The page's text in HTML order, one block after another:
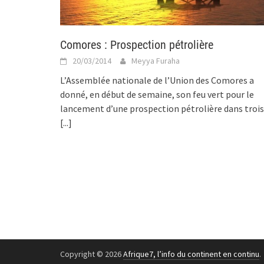
Comores : Prospection pétrolière
20/03/2014 Meyya Furaha
L’Assemblée nationale de l’Union des Comores a
donné, en début de semaine, son feu vert pour le
lancement d’une prospection pétrolière dans trois
[...]
Copyright © 2026Afrique7, l’info du continent en continu.